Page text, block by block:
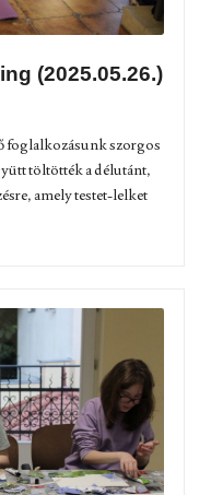
(2025.05.26.)
foglalkozásunk szorgos
töltötték a délutánt,
amely testet-lelket